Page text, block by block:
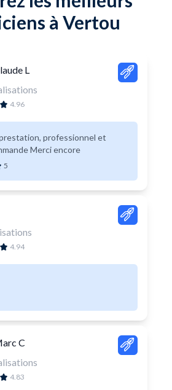
à Vertou
L
4.96
professionnel et
Merci encore
5
4.94
C
4.83